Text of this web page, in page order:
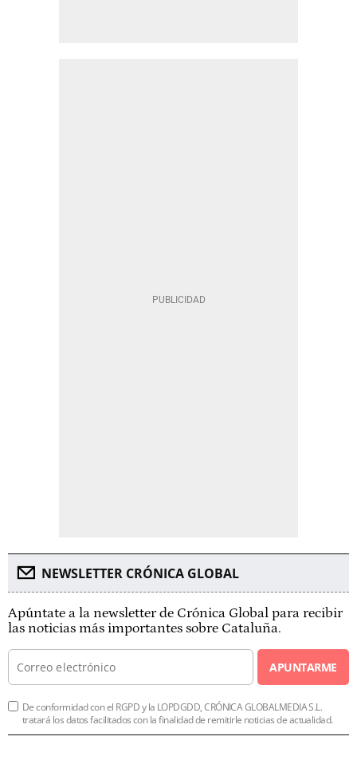
NEWSLETTER CRÓNICA GLOBAL
Apúntate a la newsletter de Crónica Global para recibir
las noticias más importantes sobre Cataluña.
APUNTARME
De conformidad con el RGPD y la LOPDGDD, CRÓNICA GLOBALMEDIA S.L.
tratará los datos facilitados con la finalidad de remitirle noticias de actualidad.